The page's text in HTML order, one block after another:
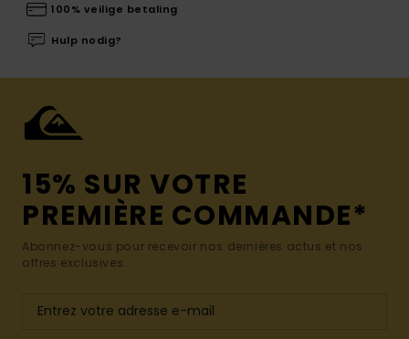
100% veilige betaling
Hulp nodig?
15% SUR VOTRE
PREMIÈRE COMMANDE*
Abonnez-vous pour recevoir nos dernières actus et nos
offres exclusives.